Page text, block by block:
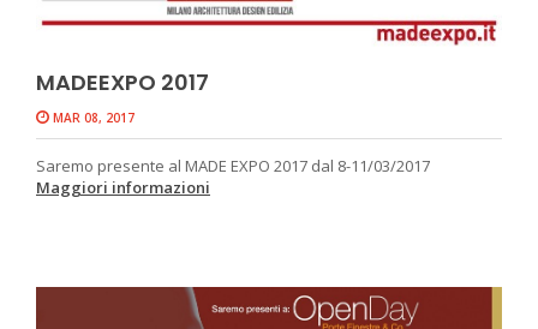
MADEEXPO 2017
MAR 08, 2017
Saremo presente al MADE EXPO 2017 dal 8-11/03/2017
Maggiori informazioni